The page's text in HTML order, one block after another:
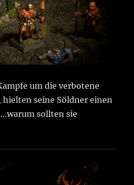
um die verbotene
hielten seine Söldner einen
sollten sie